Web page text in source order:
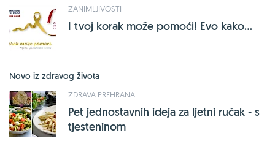
ZANIMLJIVOSTI
I tvoj korak može pomoći! Evo kako...
Novo iz zdravog života
ZDRAVA PREHRANA
Pet jednostavnih ideja za ljetni ručak - s
tjesteninom